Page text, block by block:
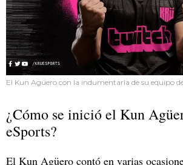
El Kun Agüero con la indumentaria de su equipo
¿Cómo se inició el Kun
eSports?
El Kun Agüero contó en varias